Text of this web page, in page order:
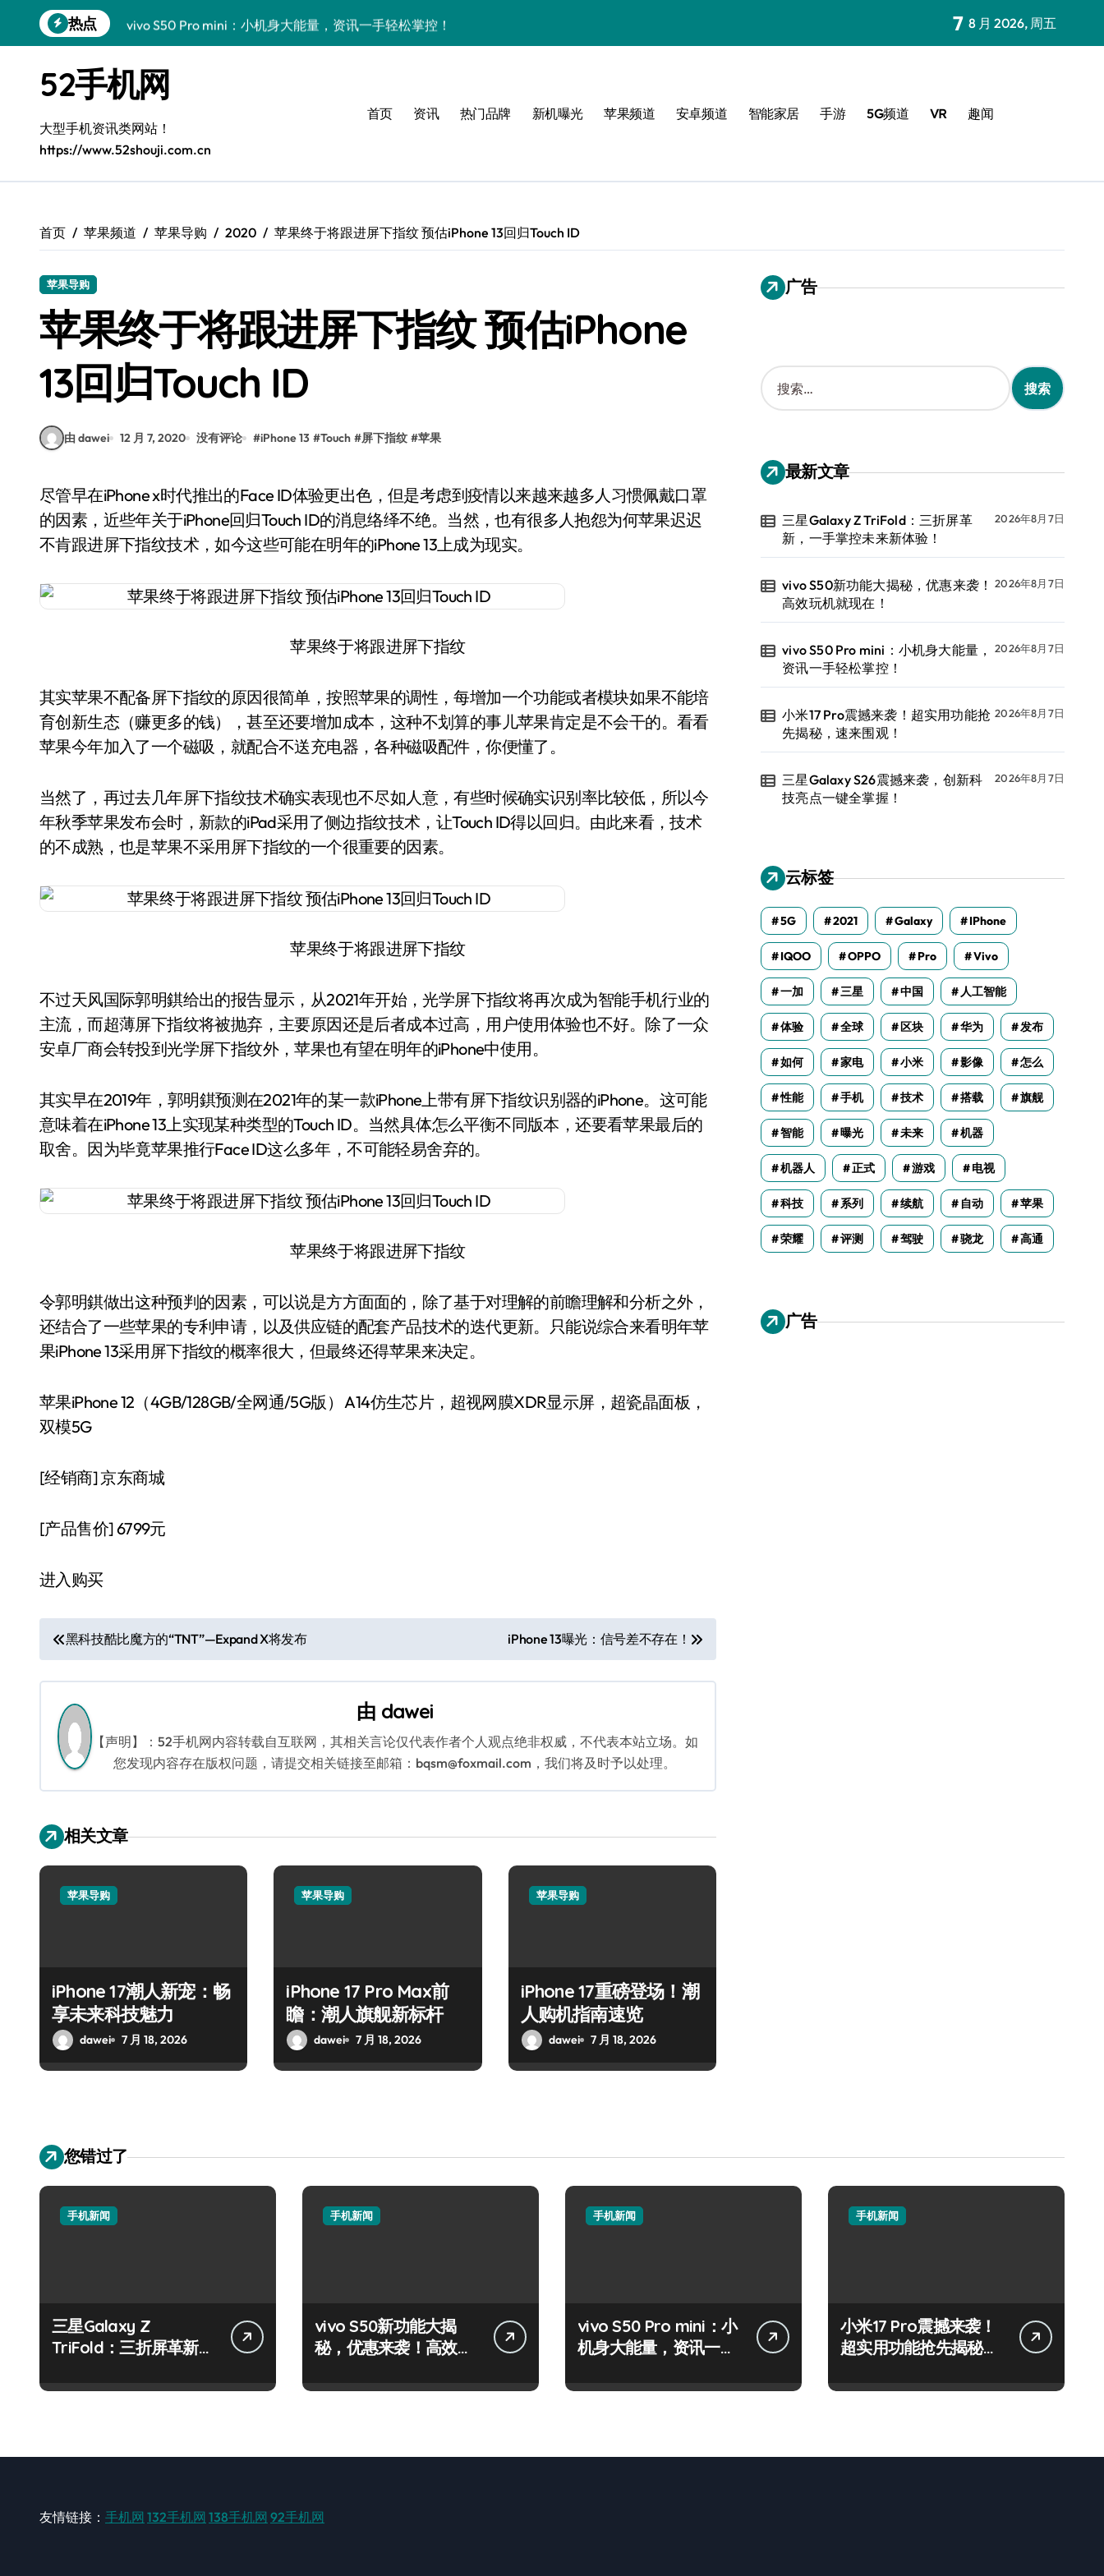
到
热点
vivo S50 Pro mini：小机身大能量，资讯一手轻松掌控！
三星Galaxy S26震撼来袭，创新科技亮点一键全掌握！
Galaxy S25 Ultra颜值封神！定制主题潮爆了！
Galaxy S24+惊艳上市，秒变手机美学高手！
Galaxy S26+颜值爆升秘诀大公开
Galaxy Z Flip6：折叠时尚，尽享炫美新体验
7 8 月 2026, 周五
52手机网
大型手机资讯类网站！
https://www.52shouji.com.cn
首页 资讯 热门品牌 新机曝光 苹果频道 安卓频道 智能家居 手游 5G频道 VR 趣闻
首页 苹果频道 苹果导购 2020 苹果终于将跟进屏下指纹 预估iPhone 13回归Touch ID
苹果导购
苹果终于将跟进屏下指纹 预估iPhone
13回归Touch ID
由 dawei 12 月 7, 2020 没有评论 #iPhone 13 #Touch #屏下指纹 #苹果
尽管早在iPhone x时代推出的Face ID体验更出色，但是考虑到疫情以来越来越多人习惯佩戴口罩
的因素，近些年关于iPhone回归Touch ID的消息络绎不绝。当然，也有很多人抱怨为何苹果迟迟
不肯跟进屏下指纹技术，如今这些可能在明年的iPhone 13上成为现实。
苹果终于将跟进屏下指纹
其实苹果不配备屏下指纹的原因很简单，按照苹果的调性，每增加一个功能或者模块如果不能培
育创新生态（赚更多的钱），甚至还要增加成本，这种不划算的事儿苹果肯定是不会干的。看看
苹果今年加入了一个磁吸，就配合不送充电器，各种磁吸配件，你便懂了。
当然了，再过去几年屏下指纹技术确实表现也不尽如人意，有些时候确实识别率比较低，所以今
年秋季苹果发布会时，新款的iPad采用了侧边指纹技术，让Touch ID得以回归。由此来看，技术
的不成熟，也是苹果不采用屏下指纹的一个很重要的因素。
苹果终于将跟进屏下指纹
不过天风国际郭明錤给出的报告显示，从2021年开始，光学屏下指纹将再次成为智能手机行业的
主流，而超薄屏下指纹将被抛弃，主要原因还是后者成本过高，用户使用体验也不好。除了一众
安卓厂商会转投到光学屏下指纹外，苹果也有望在明年的iPhone中使用。
其实早在2019年，郭明錤预测在2021年的某一款iPhone上带有屏下指纹识别器的iPhone。这可能
意味着在iPhone 13上实现某种类型的Touch ID。当然具体怎么平衡不同版本，还要看苹果最后的
取舍。因为毕竟苹果推行Face ID这么多年，不可能轻易舍弃的。
苹果终于将跟进屏下指纹
令郭明錤做出这种预判的因素，可以说是方方面面的，除了基于对理解的前瞻理解和分析之外，
还结合了一些苹果的专利申请，以及供应链的配套产品技术的迭代更新。只能说综合来看明年苹
果iPhone 13采用屏下指纹的概率很大，但最终还得苹果来决定。
苹果iPhone 12（4GB/128GB/全网通/5G版） A14仿生芯片，超视网膜XDR显示屏，超瓷晶面板，
双模5G
[经销商]京东商城
[产品售价]6799元
进入购买
文
章
导
航
黑科技酷比魔方的“TNT”—Expand X将发布 iPhone 13曝光：信号差不存在！
由 dawei
【声明】：52手机网内容转载自互联网，其相关言论仅代表作者个人观点绝非权威，不代表本站立场。如
您发现内容存在版权问题，请提交相关链接至邮箱：bqsm@foxmail.com，我们将及时予以处理。
相关文章
苹果导购
iPhone 17潮人新宠：畅
享未来科技魅力
dawei 7 月 18, 2026
苹果导购
iPhone 17 Pro Max前
瞻：潮人旗舰新标杆
dawei 7 月 18, 2026
苹果导购
iPhone 17重磅登场！潮
人购机指南速览
dawei 7 月 18, 2026
广告
搜
索
：
最新文章
三星Galaxy Z TriFold：三折屏革
新，一手掌控未来新体验！
2026年8月7日
vivo S50新功能大揭秘，优惠来袭！
高效玩机就现在！
2026年8月7日
vivo S50 Pro mini：小机身大能量，
资讯一手轻松掌控！
2026年8月7日
小米17 Pro震撼来袭！超实用功能抢
先揭秘，速来围观！
2026年8月7日
三星Galaxy S26震撼来袭，创新科
技亮点一键全掌握！
2026年8月7日
云标签
5G 2021 Galaxy IPhone
IQOO OPPO Pro Vivo
一加 三星 中国 人工智能
体验 全球 区块 华为 发布
如何 家电 小米 影像 怎么
性能 手机 技术 搭载 旗舰
智能 曝光 未来 机器
机器人 正式 游戏 电视
科技 系列 续航 自动 苹果
荣耀 评测 驾驶 骁龙 高通
广告
您错过了
手机新闻
三星Galaxy Z
TriFold：三折屏革新，
手机新闻
vivo S50新功能大揭
秘，优惠来袭！高效玩
手机新闻
vivo S50 Pro mini：小
机身大能量，资讯一手
手机新闻
小米17 Pro震撼来袭！
超实用功能抢先揭秘，
友情链接： 手机网 132手机网 138手机网 92手机网